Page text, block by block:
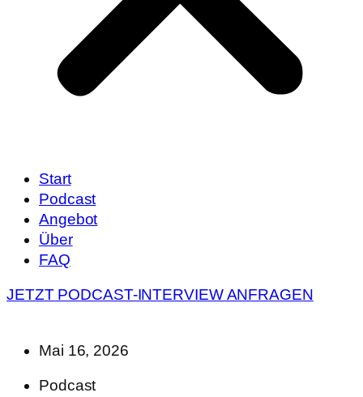
Start
Podcast
Angebot
Über
FAQ
JETZT PODCAST-INTERVIEW ANFRAGEN
Mai 16, 2026
Podcast